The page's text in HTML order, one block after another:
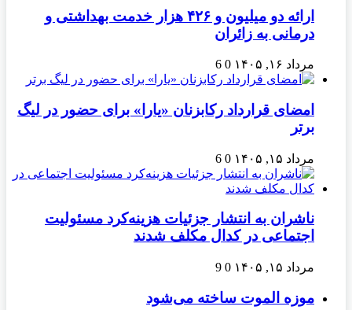
ارائه دو میلیون و ۴۲۶ هزار خدمت بهداشتی و
درمانی به زائران
مرداد ۱۶, ۱۴۰۵ 0
6
امضای قرارداد رکابزنان «یارا» برای حضور در لیگ
برتر
مرداد ۱۵, ۱۴۰۵ 0
6
ناشران به انتشار جزئیات هزینه‌کرد مسئولیت
اجتماعی در کدال مکلف شدند
مرداد ۱۵, ۱۴۰۵ 0
9
موزه الموت ساخته می‌شود